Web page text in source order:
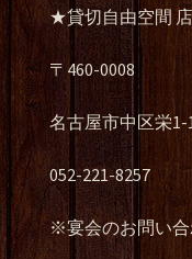
★貸切自由空間 店
〒460-0008
名古屋市中区栄1-
052-221-8257
※宴会のお問い